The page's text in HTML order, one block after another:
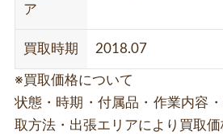
ア
買取時期 2018.07
※買取価格について
状態・時期・付属品・作業内容
取方法・出張エリアにより買取価